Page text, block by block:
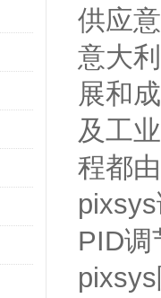
供应
意大
展和
及工
程都
PID调